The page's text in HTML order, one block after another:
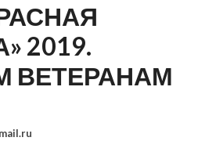
2019.
ВЕТЕРАНАМ